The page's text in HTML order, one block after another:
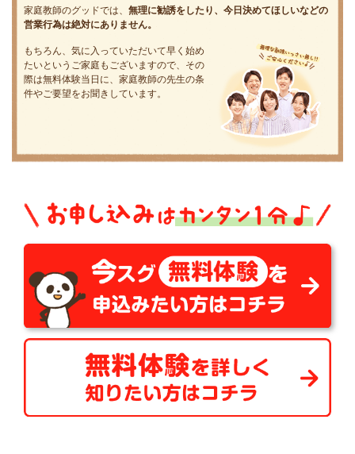
家庭教師のグッドでは、 無理に勧誘をしたり、今日決めてほしいなどの
営業行為は絶対にありません。
もちろん、気に入っていただいて早く始め
たいというご家庭もございますので、その
際は無料体験当日に、家庭教師の先生の条
件やご要望をお聞きしています。